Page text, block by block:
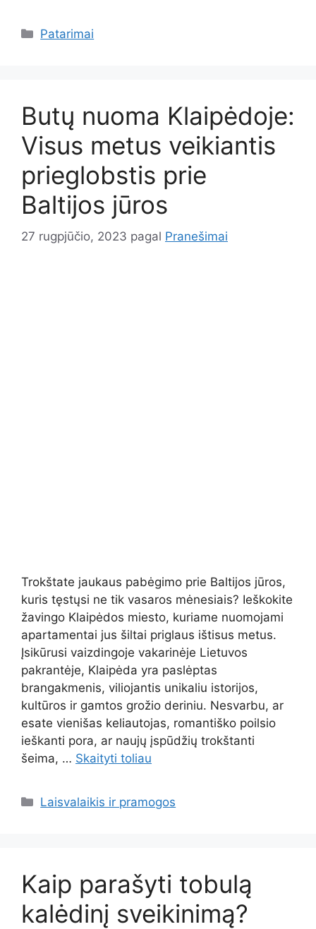
Kategorijos
Patarimai
Butų nuoma Klaipėdoje:
Visus metus veikiantis
prieglobstis prie
Baltijos jūros
27 rugpjūčio, 2023 pagal Pranešimai
Trokštate jaukaus pabėgimo prie Baltijos jūros,
kuris tęstųsi ne tik vasaros mėnesiais? Ieškokite
žavingo Klaipėdos miesto, kuriame nuomojami
apartamentai jus šiltai priglaus ištisus metus.
Įsikūrusi vaizdingoje vakarinėje Lietuvos
pakrantėje, Klaipėda yra paslėptas
brangakmenis, viliojantis unikaliu istorijos,
kultūros ir gamtos grožio deriniu. Nesvarbu, ar
esate vienišas keliautojas, romantiško poilsio
ieškanti pora, ar naujų įspūdžių trokštanti
šeima, … Skaityti toliau
Kategorijos
Laisvalaikis ir pramogos
Kaip parašyti tobulą
kalėdinį sveikinimą?